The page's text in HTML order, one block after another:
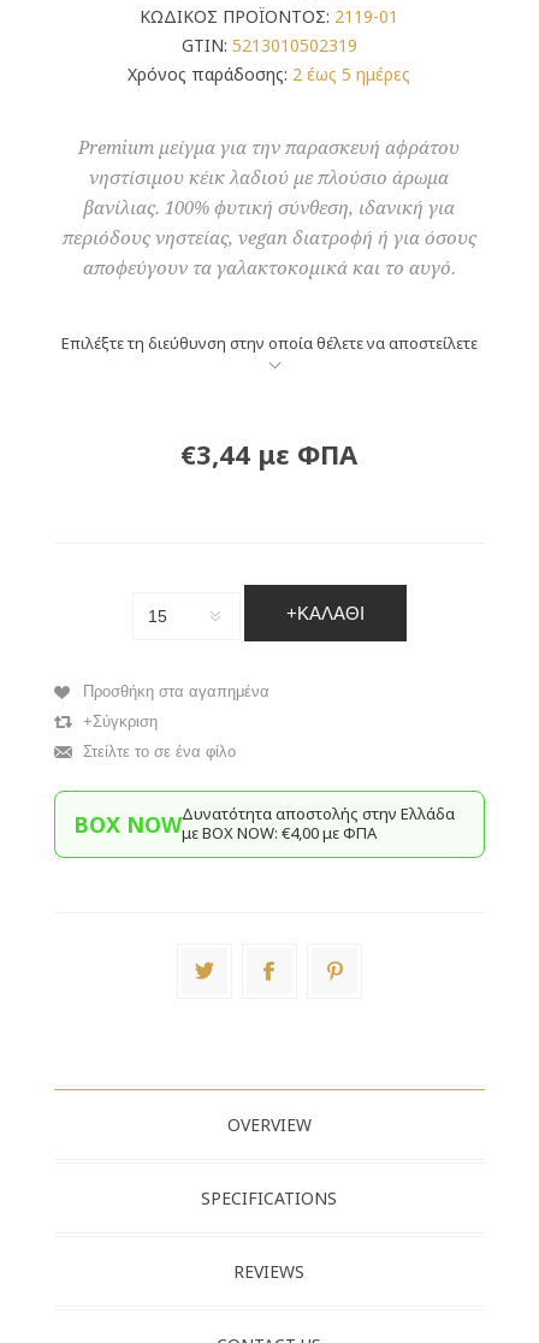
ΚΩΔΙΚΟΣ ΠΡΟΪΟΝΤΟΣ: 2119-01
GTIN: 5213010502319
Χρόνος παράδοσης: 2 έως 5 ημέρες
Premium μείγμα για την παρασκευή αφράτου
νηστίσιμου κέικ λαδιού με πλούσιο άρωμα
βανίλιας. 100% φυτική σύνθεση, ιδανική για
περιόδους νηστείας, vegan διατροφή ή για όσους
αποφεύγουν τα γαλακτοκομικά και το αυγό.
Επιλέξτε τη διεύθυνση στην οποία θέλετε να αποστείλετε
€3,44 με ΦΠΑ
+ΚΑΛΆΘΙ
Προσθήκη στα αγαπημένα
+Σύγκριση
Στείλτε το σε ένα φίλο
BOX NOWΔυνατότητα αποστολής στην Ελλάδα
με BΟΧ ΝOW: €4,00 με ΦΠΑ
OVERVIEW
SPECIFICATIONS
REVIEWS